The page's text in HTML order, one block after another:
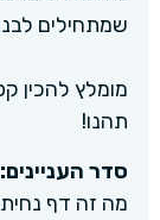
שמתחילים
מומלץ להכין
תהנו!
סדר העניינים:
מה זה דף